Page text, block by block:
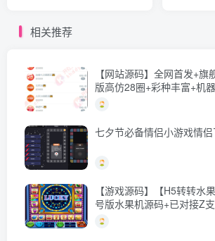
相关推荐
【网站源码】全网首发+
版高仿28圈+彩种丰富+机
七夕节必备情侣小游戏情
【游戏源码】【H5转转水
号版水果机源码+已对接Z